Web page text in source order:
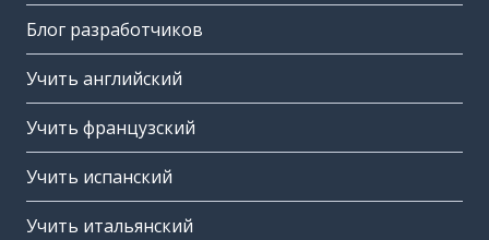
Блог разработчиков
Учить английский
Учить французский
Учить испанский
Учить итальянский